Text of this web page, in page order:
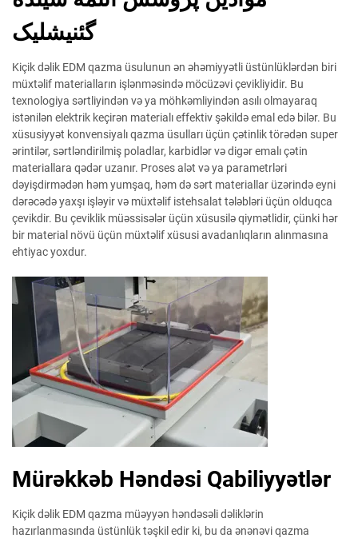
گئنيشليک
Kiçik dəlik EDM qazma üsulunun ən əhəmiyyətli üstünlüklərdən biri
müxtəlif materialların işlənməsində möcüzəvi çevikliyidir. Bu
texnologiya sərtliyindən və ya möhkəmliyindən asılı olmayaraq
istənilən elektrik keçirən materialı effektiv şəkildə emal edə bilər. Bu
xüsusiyyət konvensiyalı qazma üsulları üçün çətinlik törədən super
ərintilər, sərtləndirilmiş poladlar, karbidlər və digər emalı çətin
materiallara qədər uzanır. Proses alət və ya parametrləri
dəyişdirmədən həm yumşaq, həm də sərt materiallar üzərində eyni
dərəcədə yaxşı işləyir və müxtəlif istehsalat tələbləri üçün olduqca
çevikdir. Bu çeviklik müəssisələr üçün xüsusilə qiymətlidir, çünki hər
bir material növü üçün müxtəlif xüsusi avadanlıqların alınmasına
ehtiyac yoxdur.
Mürəkkəb Həndəsi Qabiliyyətlər
Kiçik dəlik EDM qazma müəyyən həndəsəli dəliklərin
hazırlanmasında üstünlük təşkil edir ki, bu da ənənəvi qazma